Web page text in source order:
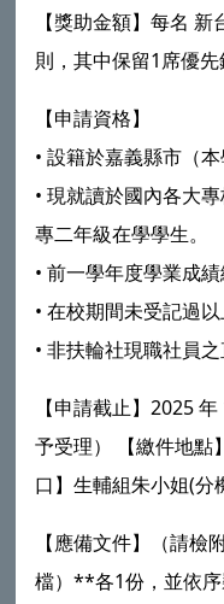
【獎助金額】每名
則，其中保留1席優先
【申請資格】
• 設籍於嘉義縣市（本
• 現就讀於國內各大
專二年級在學學生。
• 前一學年度學業成績
• 在校期間未受記過以
• 非扶輪社現職社員之
【申請截止】2025
予受理） 【繳件地點
口】生輔組朱小姐(分
【應備文件】（請
檔）**各1份，並依序